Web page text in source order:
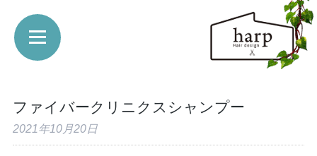
ファイバークリニクスシャンプー
2021年10月20日